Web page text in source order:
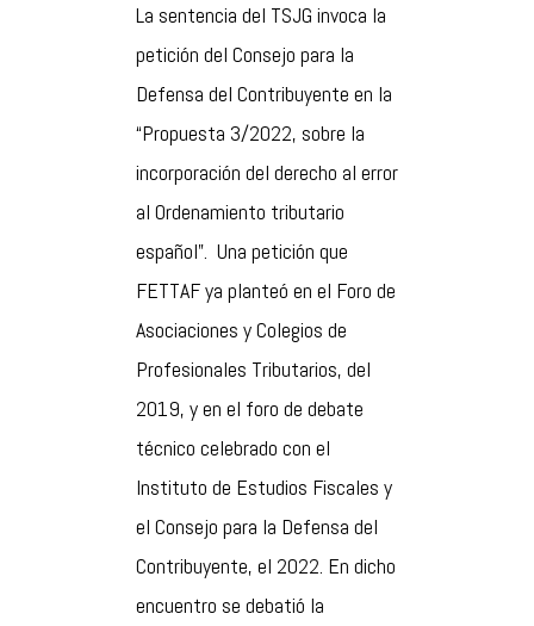
La sentencia del TSJG invoca la
petición del Consejo para la
Defensa del Contribuyente en la
“Propuesta 3/2022, sobre la
incorporación del derecho al error
al Ordenamiento tributario
español”. Una petición que
FETTAF ya planteó en el Foro de
Asociaciones y Colegios de
Profesionales Tributarios, del
2019, y en el foro de debate
técnico celebrado con el
Instituto de Estudios Fiscales y
el Consejo para la Defensa del
Contribuyente, el 2022. En dicho
encuentro se debatió la